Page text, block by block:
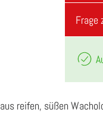
Frage
reifen, süßen